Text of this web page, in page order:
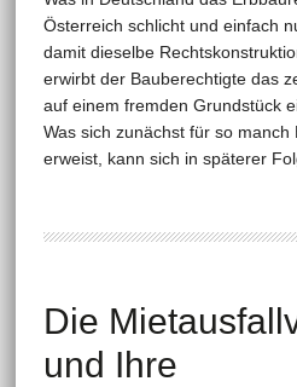
Österreich schlicht und einfach
damit dieselbe
erwirbt der Bauberechtigte das
auf einem fremden Grundstück
Was sich zunächst für so manch
erweist, kann sich in späterer
Die
und Ihre